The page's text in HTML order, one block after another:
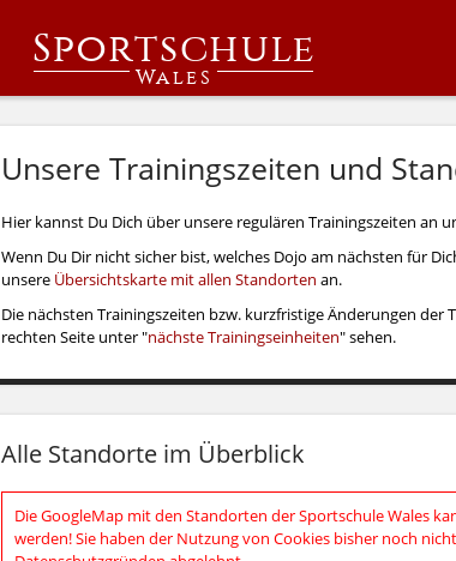
Sportschule
Wales
Unsere Trainingszeiten und
Hier kannst Du Dich über unsere regulären Trainingszeiten an
Wenn Du Dir nicht sicher bist, welches Dojo am nächsten für
unsere Übersichtskarte mit allen Standorten an.
Die nächsten Trainingszeiten bzw. kurzfristige Änderungen der
rechten Seite unter "nächste Trainingseinheiten" sehen.
Alle Standorte im Überblick
Die GoogleMap mit den Standorten der Sportschule Wales
werden! Sie haben der Nutzung von Cookies bisher noch